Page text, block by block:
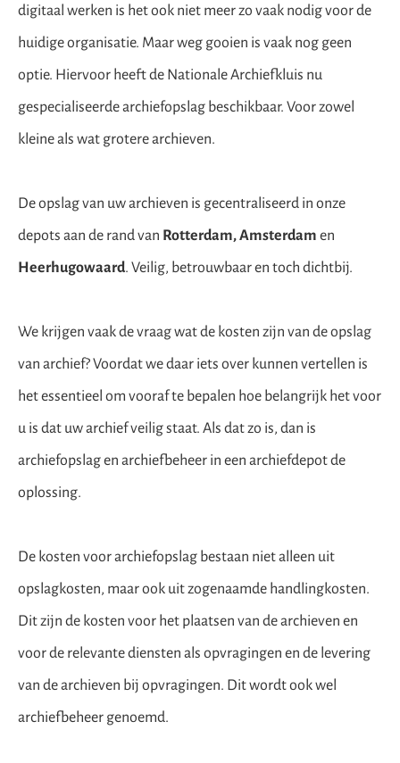
digitaal werken is het ook niet meer zo vaak nodig voor de
huidige organisatie. Maar weg gooien is vaak nog geen
optie. Hiervoor heeft de Nationale Archiefkluis nu
gespecialiseerde archiefopslag beschikbaar. Voor zowel
kleine als wat grotere archieven.
De opslag van uw archieven is gecentraliseerd in onze
depots aan de rand van Rotterdam,Amsterdam en
Heerhugowaard. Veilig, betrouwbaar en toch dichtbij.
We krijgen vaak de vraag wat de kosten zijn van de opslag
van archief? Voordat we daar iets over kunnen vertellen is
het essentieel om vooraf te bepalen hoe belangrijk het voor
u is dat uw archief veilig staat. Als dat zo is, dan is
archiefopslag en archiefbeheer in een archiefdepot de
oplossing.
De kosten voor archiefopslag bestaan niet alleen uit
opslagkosten, maar ook uit zogenaamde handlingkosten.
Dit zijn de kosten voor het plaatsen van de archieven en
voor de relevante diensten als opvragingen en de levering
van de archieven bij opvragingen. Dit wordt ook wel
archiefbeheer genoemd.